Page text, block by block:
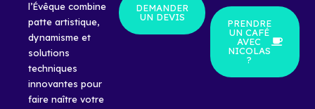
l’Évêque combine
patte artistique,
dynamisme et
solutions
techniques
innovantes pour
faire naître votre
DEMANDER
UN DEVIS
PRENDRE
UN CAFÉ
AVEC
NICOLAS
?